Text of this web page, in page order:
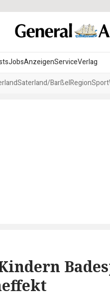
JobsAnzeigenServiceVerlag
Saterland/BarßelRegionSport